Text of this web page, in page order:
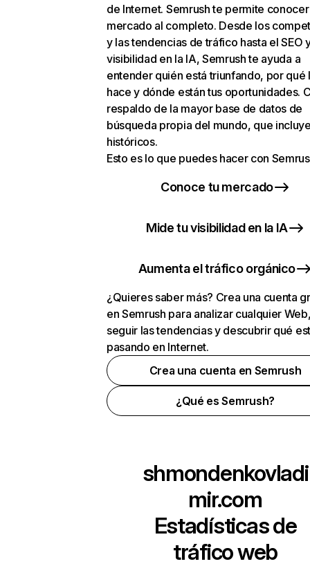
de Internet. Semrush te permite
mercado al completo. Desde los
y las tendencias de tráfico hasta el SEO
visibilidad en la IA, Semrush te ayuda a
entender quién está triunfando, por qué
hace y dónde están tus oportunidades.
respaldo de la mayor base de datos de
búsqueda propia del mundo, que
históricos.
Esto es lo que puedes hacer con
Conoce tu mercado
Mide tu visibilidad en la IA
Aumenta el tráfico orgánico
¿Quieres saber más? Crea una cuenta
en Semrush para analizar cualquier
seguir las tendencias y descubrir qué
pasando en Internet.
Crea una cuenta en Semrush
¿Qué es Semrush?
shmondenkovladi
mir.com
Estadísticas de
tráfico web